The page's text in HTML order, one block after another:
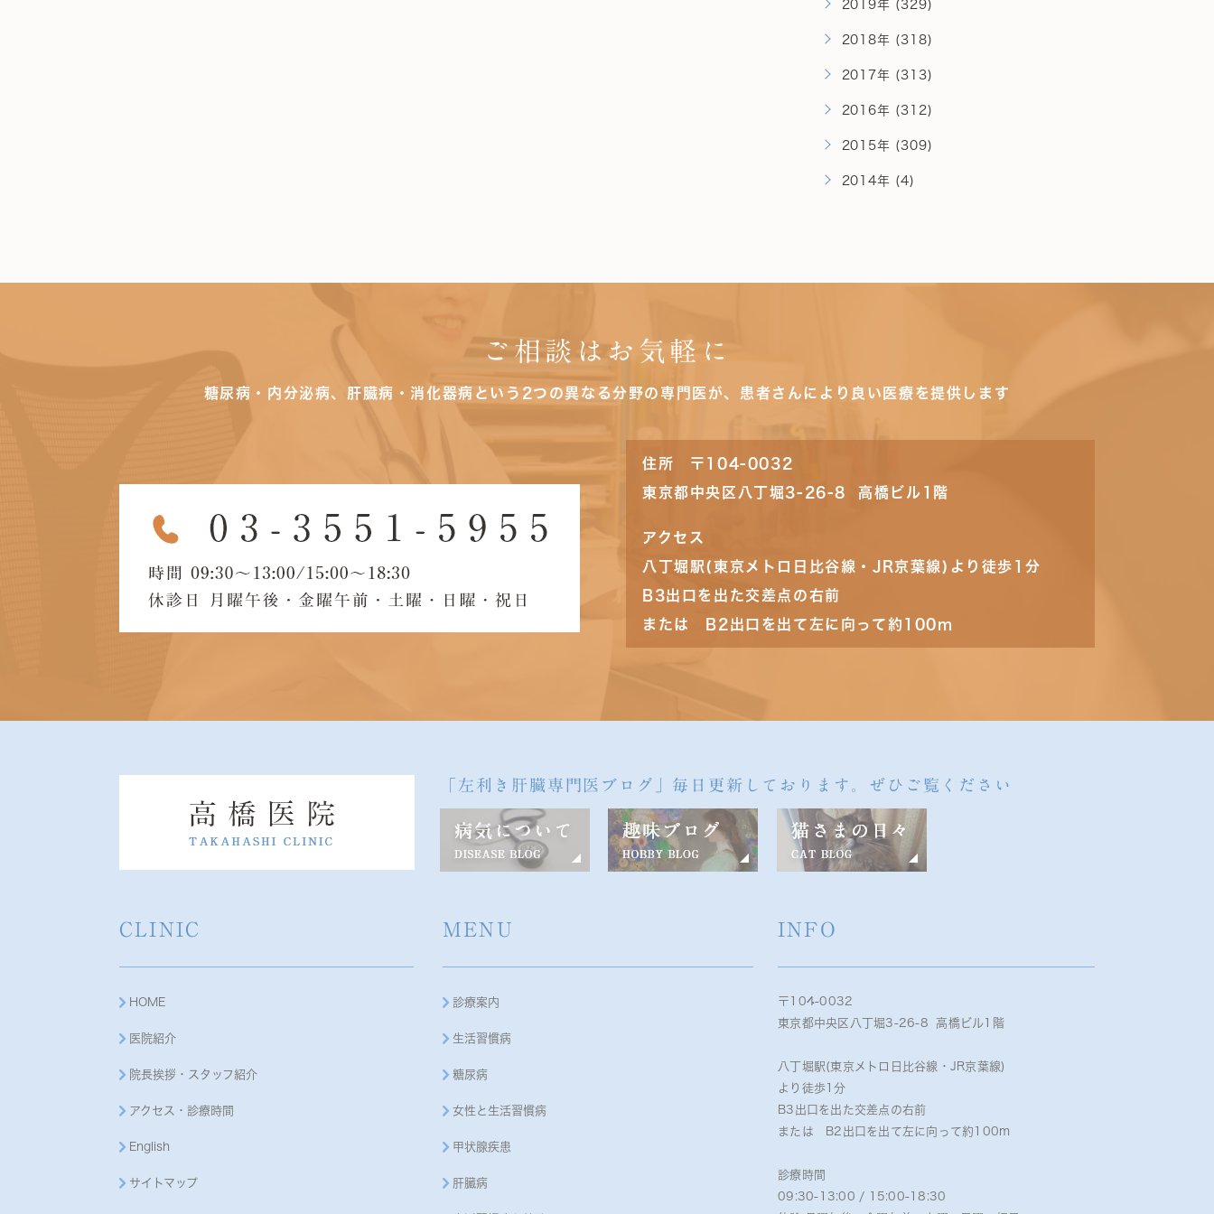
2019年 (329)
2018年 (318)
2017年 (313)
2016年 (312)
2015年 (309)
2014年 (4)
ご相談はお気軽に
糖尿病・内分泌病、肝臓病・消化器病という2つの異なる分野の専門医が、患者さんにより良い医療を提供します
住所 〒104-0032
東京都中央区八丁堀3-26-8 高橋ビル1階
アクセス
八丁堀駅(東京メトロ日比谷線・JR京葉線)より徒歩1分
B3出口を出た交差点の右前
または B2出口を出て左に向って約100m
「左利き肝臓専門医ブログ」毎日更新しております。ぜひご覧ください
CLINIC
HOME
医院紹介
院長挨拶・スタッフ紹介
アクセス・診療時間
English
サイトマップ
MENU
診療案内
生活習慣病
糖尿病
女性と生活習慣病
甲状腺疾患
肝臓病
INFO
〒104-0032
東京都中央区八丁堀3-26-8 高橋ビル1階
八丁堀駅(東京メトロ日比谷線・JR京葉線)
より徒歩1分
B3出口を出た交差点の右前
または B2出口を出て左に向って約100m
診療時間
09:30-13:00 / 15:00-18:30